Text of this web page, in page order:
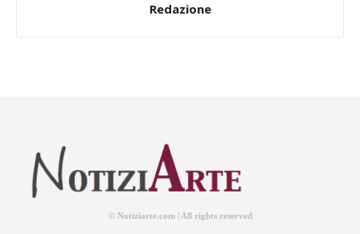
Redazione
© Notiziarte.com | All rights reserved